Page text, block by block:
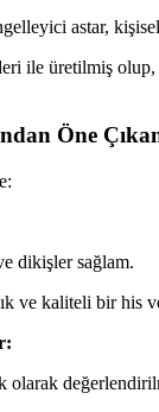
astar,
ile üretilmiş olup,
Öne
dikişler sağlam.
ve kaliteli bir his
olarak